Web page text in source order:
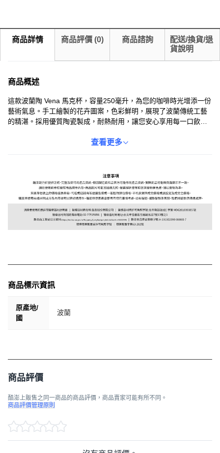
商品詳情 商品評價 (0) 商品諮詢
配送/換貨/退
貨說明
商品概述
這款波蘭陶 Vena 馬克杯，容量250毫升，為您的咖啡時光增添一份
藝術氣息。手工繪製的花卉圖案，色彩鮮明，展現了波蘭傳統工藝
的精湛。採用優質陶瓷製成，耐熱耐用，讓您安心享用每一口飲
好。讓這款充滿溫度的馬克杯，陪伴您度過每一個溫馨的時刻。
查看更多
商品標示資訊
原產地/
國
波蘭
商品評價
酷澎上販售之同一商品的商品評價，商品賣家可能有所不同。
商品評價管理原則